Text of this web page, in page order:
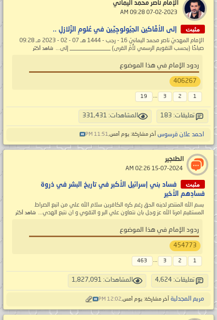
الإمام ناصر محمد اليماني
مثبت إلى الأفَّاكين الجيُولوجِيِّين في عُلومِ الزَّلازلِ ..
الإمام المهديّ ناصر محمد اليمانيّ 16 - رجب - 1444 هـ 07 - 02 - 2023 مـ 09:28
صباحًا (بحسب التقويم الرسمي لأُمّ القرى) ______________ إلى... شاهد أكثر
ردود الإمام في هذا الموضوع
406267
1
2
3
...
19
تعليقات: 183 المشاهدات: 331,431
احمد علان قرسوس آخر مشاركة: يوم أمس,11:51 PM
الطنجير
مثبت
فساد بني إسرائيل الأكبر في تاريخ البشر في ذروة
فسادِهم الأخير
بسم الله المنتصر لدينه الحق رغم كره الكافرين سلام الله علي من اتبع الصراط
المستقيم امرنا الله عز وجل بان نتعاون علي البر و التقوي و ان نتبع الهدي... شاهد أكثر
ردود الإمام في هذا الموضوع
454773
1
2
3
...
463
تعليقات: 4,624 المشاهدات: 1,827,091
مريم المجدلية آخر مشاركة: يوم أمس,12:02 PM